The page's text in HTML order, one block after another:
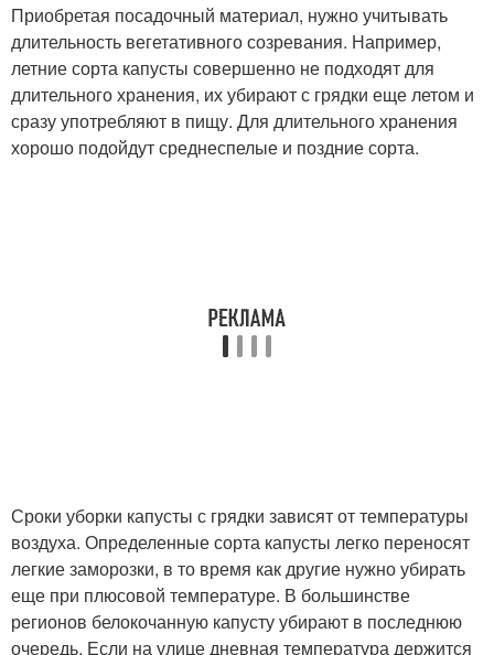
Приобретая посадочный материал, нужно учитывать
длительность вегетативного созревания. Например,
летние сорта капусты совершенно не подходят для
длительного хранения, их убирают с грядки еще летом и
сразу употребляют в пищу. Для длительного хранения
хорошо подойдут среднеспелые и поздние сорта.
Сроки уборки капусты с грядки зависят от температуры
воздуха. Определенные сорта капусты легко переносят
легкие заморозки, в то время как другие нужно убирать
еще при плюсовой температуре. В большинстве
регионов белокочанную капусту убирают в последнюю
очередь. Если на улице дневная температура держится